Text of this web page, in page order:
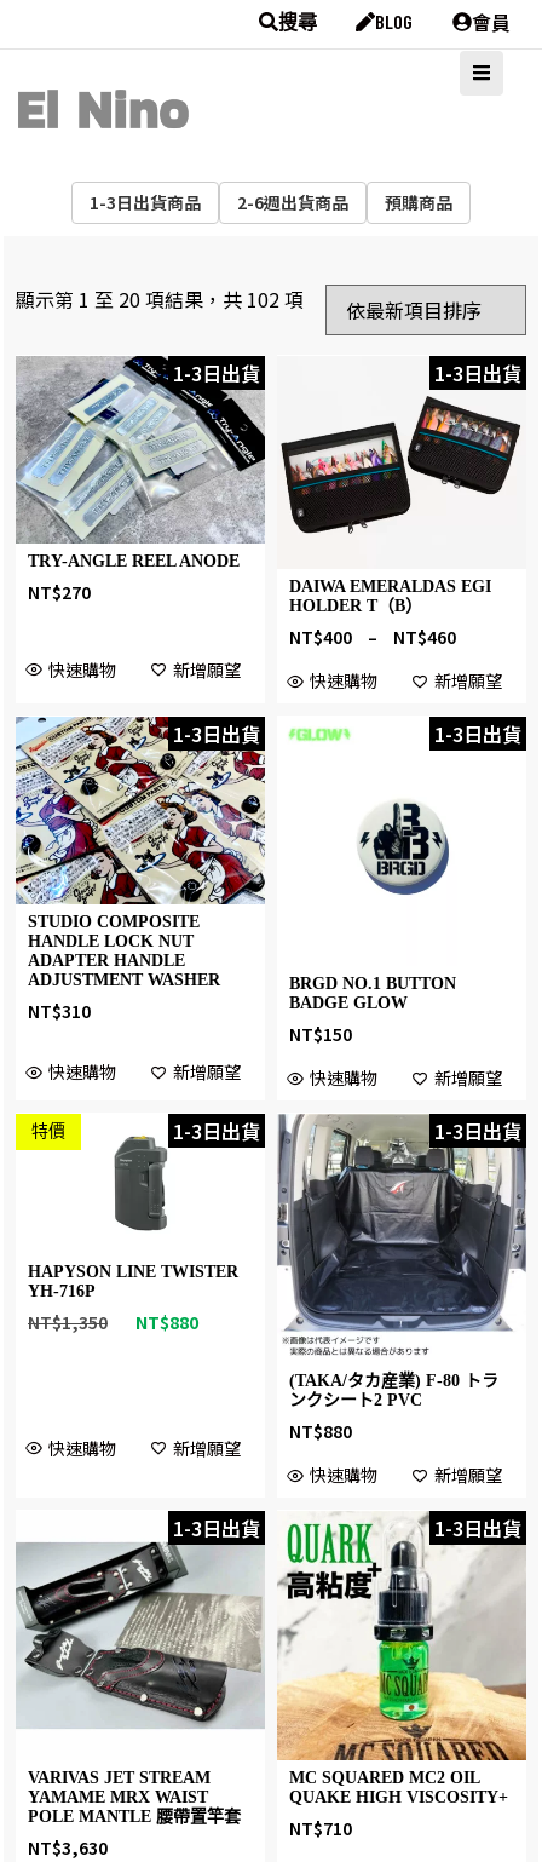
搜尋 BLOG 會員
1-3日出貨商品 2-6週出貨商品 預購商品
顯示第 1 至 20 項結果，共 102 項
1-3日出貨
TRY-ANGLE REEL ANODE
NT$270
快速購物 新增願望
1-3日出貨
DAIWA EMERALDAS EGI
HOLDER T（B）
NT$400 – NT$460
快速購物
新增願望
1-3日出貨
STUDIO COMPOSITE
HANDLE LOCK NUT
ADAPTER HANDLE
ADJUSTMENT WASHER
NT$310
快速購物 新增願望
1-3日出貨
BRGD NO.1 BUTTON
BADGE GLOW
NT$150
快速購物
新增願望
特價 1-3日出貨
HAPYSON LINE TWISTER
YH-716P
NT$1,350 NT$880
快速購物 新增願望
1-3日出貨
(TAKA/タカ産業) F-80 トラ
ンクシート2 PVC
NT$880
快速購物
新增願望
1-3日出貨
VARIVAS JET STREAM
YAMAME MRX WAIST
POLE MANTLE 腰帶置竿套
NT$3,630
1-3日出貨
MC SQUARED MC2 OIL
QUAKE HIGH VISCOSITY+
NT$710